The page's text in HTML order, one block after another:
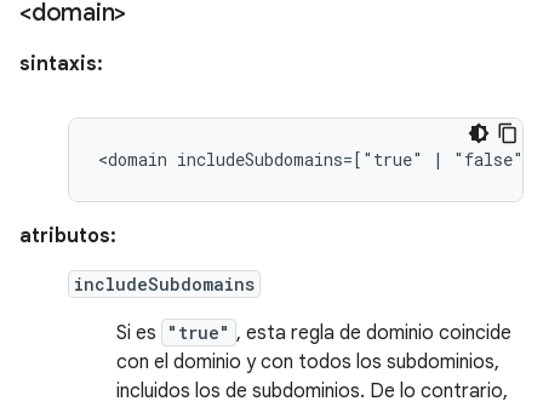
<domain>
sintaxis:
<domain includeSubdomains=["true" |
atributos:
includeSubdomains
Si es "true" , esta regla de dominio coincide
con el dominio y con todos los subdominios,
incluidos los de subdominios. De lo contrario,